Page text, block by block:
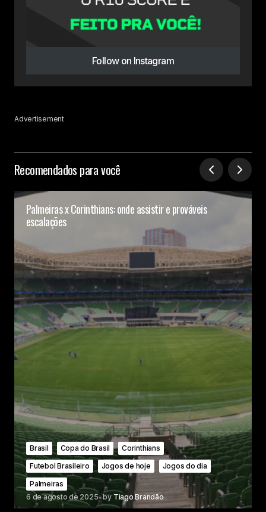
Follow on Instagram
Advertisement
Recomendados para você
Palmeiras x Corinthians: onde assistir e prováveis
escalações
Brasil Copa do Brasil
Corinthians
Futebol Brasileiro
Jogos de hoje
Jogos do dia
Palmeiras
6 de agosto de 2025 by Tiago Brandão